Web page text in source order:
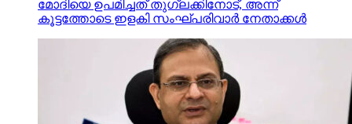
മോദിയെ ഉപമിച്ചത് തുഗ്ലക്കിനോട്, അന്ന്
കൂട്ടത്തോടെ ഇളകി സംഘ്പരിവാര്‍ നേതാക്കള്‍